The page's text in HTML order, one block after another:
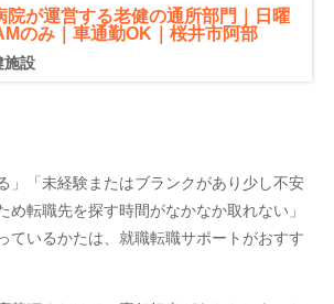
院が運営する老健の通所部門｜日曜
のみ｜車通勤OK｜桜井市阿部
施設
」「未経験またはブランクがあり少し不安
め転職先を探す時間がなかなか取れない」
ているかたは、就職転職サポートがおすす